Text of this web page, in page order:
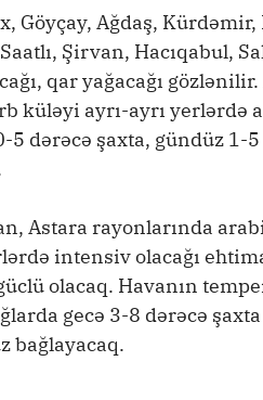
Göyçay, Ağdaş,
Şirvan, Hacıqabul,
qar yağacağı
küləyi ayrı-ayrı yerlərdə
dərəcə şaxta, gündüz 1-5
Astara rayonlarında
intensiv olacağı
olacaq. Havanın
gecə 3-8 dərəcə
bağlayacaq.